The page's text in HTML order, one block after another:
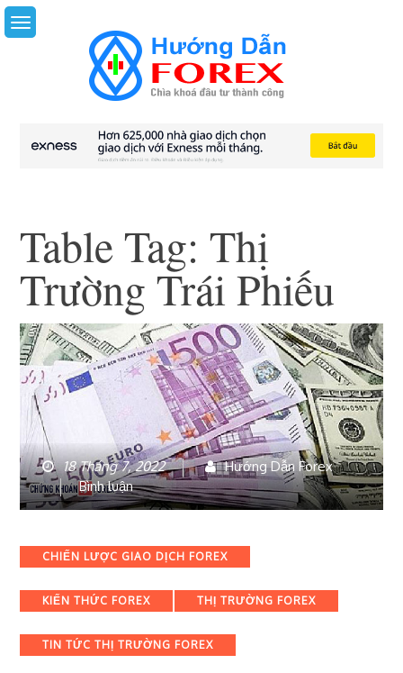
Skip
to
Table Tag:Thị
Trường Trái Phiếu
18 Tháng 7, 2022
Hướng Dẫn Forex
Bình luậnbài
viết
mới
với
Euro:
CPI
Categories
CHIẾN LƯỢC GIAO DỊCH FOREX
KIẾN THỨC FOREX THỊ TRƯỜNG FOREX
TIN TỨC THỊ TRƯỜNG FOREX